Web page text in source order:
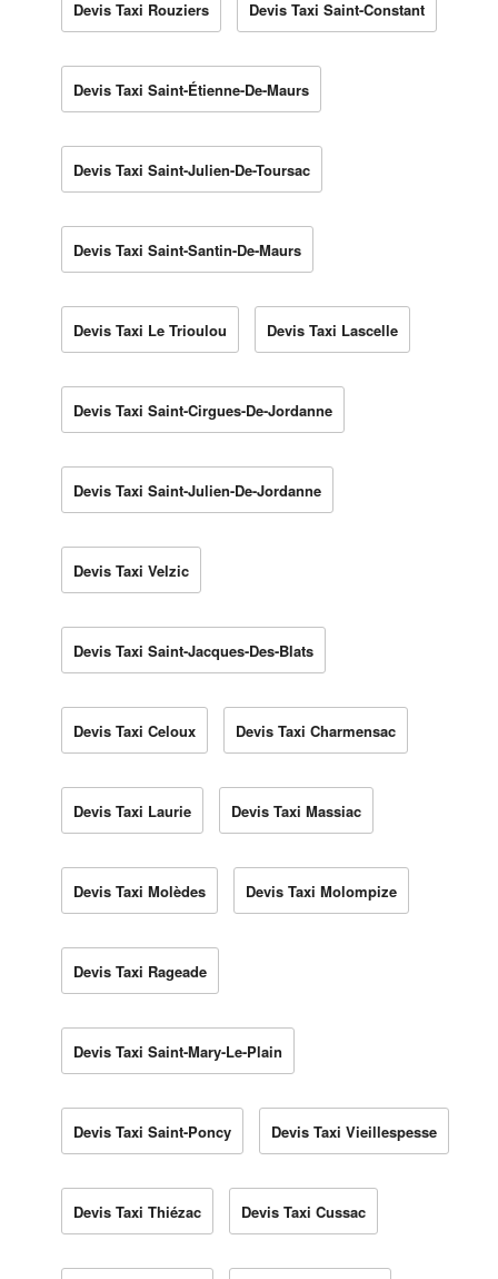
Devis Taxi Rouziers Devis Taxi Saint-Constant
Devis Taxi Saint-Étienne-De-Maurs
Devis Taxi Saint-Julien-De-Toursac
Devis Taxi Saint-Santin-De-Maurs
Devis Taxi Le Trioulou Devis Taxi Lascelle
Devis Taxi Saint-Cirgues-De-Jordanne
Devis Taxi Saint-Julien-De-Jordanne
Devis Taxi Velzic
Devis Taxi Saint-Jacques-Des-Blats
Devis Taxi Celoux Devis Taxi Charmensac
Devis Taxi Laurie Devis Taxi Massiac
Devis Taxi Molèdes Devis Taxi Molompize
Devis Taxi Rageade
Devis Taxi Saint-Mary-Le-Plain
Devis Taxi Saint-Poncy Devis Taxi Vieillespesse
Devis Taxi Thiézac Devis Taxi Cussac